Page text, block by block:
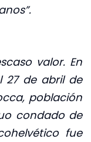
valor. En
27 de abril de
población
condado de
fue